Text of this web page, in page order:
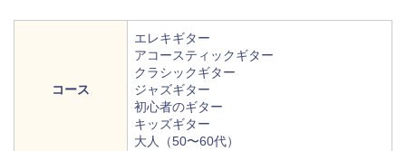
コース
エレキギター
アコースティックギター
クラシックギター
ジャズギター
初心者のギター
キッズギター
大人（50〜60代）